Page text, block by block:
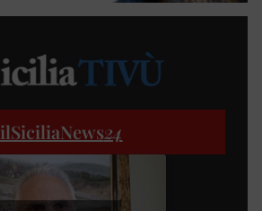
ilSiciliaNews24